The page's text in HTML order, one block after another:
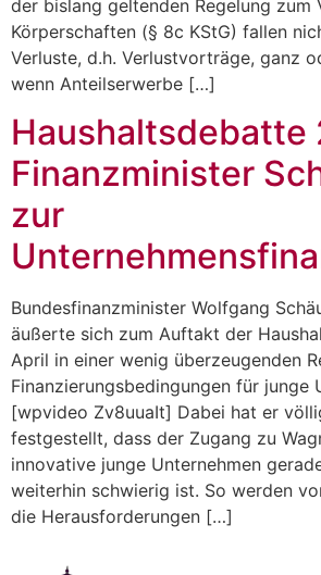
der bislang geltenden Regelung zum
Körperschaften (§ 8c KStG) fallen
Verluste, d.h. Verlustvorträge, ganz
wenn Anteilserwerbe […]
Haushaltsdebatte
Finanzminister
zur
Bundesfinanzminister Wolfgang
äußerte sich zum Auftakt der
April in einer wenig überzeugenden
Finanzierungsbedingungen für junge
[wpvideo Zv8uuaIt] Dabei hat er
festgestellt, dass der Zugang zu
innovative junge Unternehmen
weiterhin schwierig ist. So werden
die Herausforderungen […]